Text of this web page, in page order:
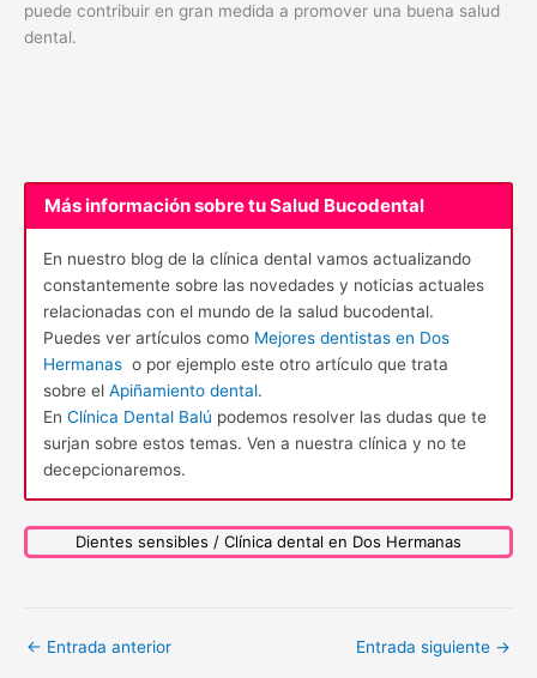
puede contribuir en gran medida a promover una buena salud
dental.
Más información sobre tu Salud Bucodental
En nuestro blog de la clínica dental vamos actualizando
constantemente sobre las novedades y noticias actuales
relacionadas con el mundo de la salud bucodental.
Puedes ver artículos como Mejores dentistas en Dos
Hermanaso por ejemplo este otro artículo que trata
sobre el Apiñamiento dental.
En Clínica Dental Balú podemos resolver las dudas que te
surjan sobre estos temas. Ven a nuestra clínica y no te
decepcionaremos.
Dientes sensibles / Clínica dental en Dos Hermanas
← Entrada anterior Entrada siguiente →